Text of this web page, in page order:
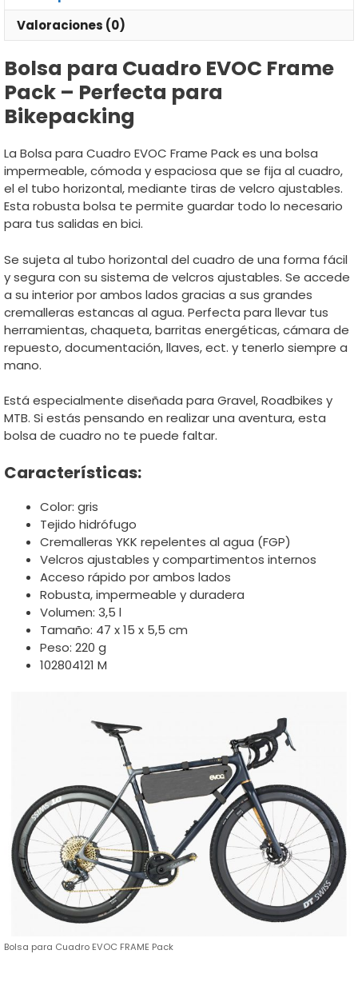
Valoraciones (0)
Bolsa para Cuadro EVOC Frame
Pack – Perfecta para
Bikepacking
La Bolsa para Cuadro EVOC Frame Pack es una bolsa
impermeable, cómoda y espaciosa que se fija al cuadro,
el el tubo horizontal, mediante tiras de velcro ajustables.
Esta robusta bolsa te permite guardar todo lo necesario
para tus salidas en bici.
Se sujeta al tubo horizontal del cuadro de una forma fácil
y segura con su sistema de velcros ajustables. Se accede
a su interior por ambos lados gracias a sus grandes
cremalleras estancas al agua. Perfecta para llevar tus
herramientas, chaqueta, barritas energéticas, cámara de
repuesto, documentación, llaves, ect. y tenerlo siempre a
mano.
Está especialmente diseñada para Gravel, Roadbikes y
MTB. Si estás pensando en realizar una aventura, esta
bolsa de cuadro no te puede faltar.
Características:
Color: gris
Tejido hidrófugo
Cremalleras YKK repelentes al agua (FGP)
Velcros ajustables y compartimentos internos
Acceso rápido por ambos lados
Robusta, impermeable y duradera
Volumen: 3,5 l
Tamaño: 47 x 15 x 5,5 cm
Peso: 220 g
102804121 M
Bolsa para Cuadro EVOC FRAME Pack